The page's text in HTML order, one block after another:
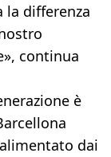
la differenza
continua
è
dai